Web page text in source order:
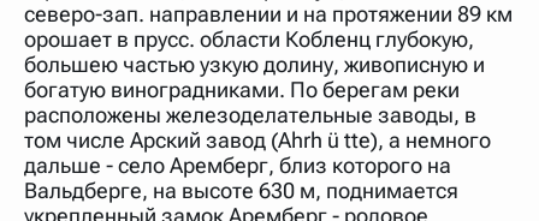
северо-зап. направлении и на протяжении 89 км
орошает в прусс. области Кобленц глубокую,
большею частью узкую долину, живописную и
богатую виноградниками. По берегам реки
расположены железоделательные заводы, в
том числе Арский завод (Ahrh ü tte), а немного
дальше - село Аремберг, близ которого на
Вальдберге, на высоте 630 м, поднимается
укрепленный замок Аремберг - родовое